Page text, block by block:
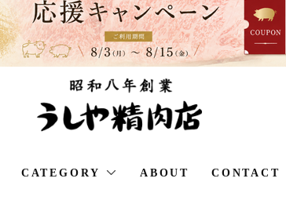
CATEGORY ABOUT CONTACT